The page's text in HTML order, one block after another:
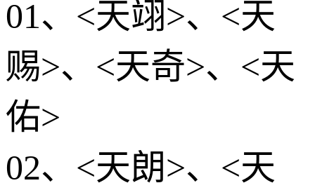
01、<天翊>、<天
赐>、<天奇>、<天
佑>
02、<天朗>、<天